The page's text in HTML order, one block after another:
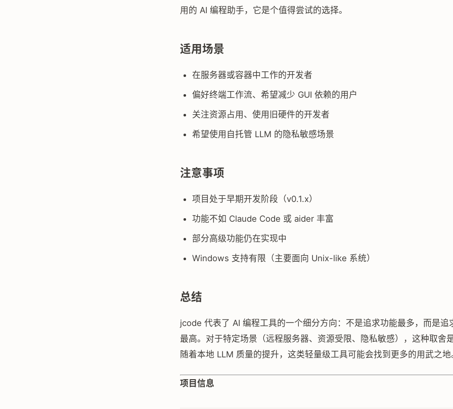
用的 AI 编程助手，它是个值得尝试的选择。
适用场景
在服务器或容器中工作的开发者
偏好终端工作流、希望减少 GUI 依赖的用户
关注资源占用、使用旧硬件的开发者
希望使用自托管 LLM 的隐私敏感场景
注意事项
项目处于早期开发阶段（v0.1.x）
功能不如 Claude Code 或 aider 丰富
部分高级功能仍在实现中
Windows 支持有限（主要面向 Unix-like 系统）
总结
jcode 代表了 AI 编程工具的一个细分方向：不是追求功能最多，而是追
最高。对于特定场景（远程服务器、资源受限、隐私敏感），这种取舍
随着本地 LLM 质量的提升，这类轻量级工具可能会找到更多的用武之地
项目信息